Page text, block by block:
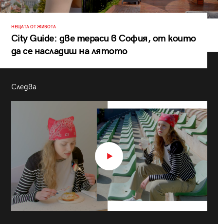
НЕЩАТА ОТ ЖИВОТА
City Guide: две тераси в София, от които
да се насладиш на лятото
Следва